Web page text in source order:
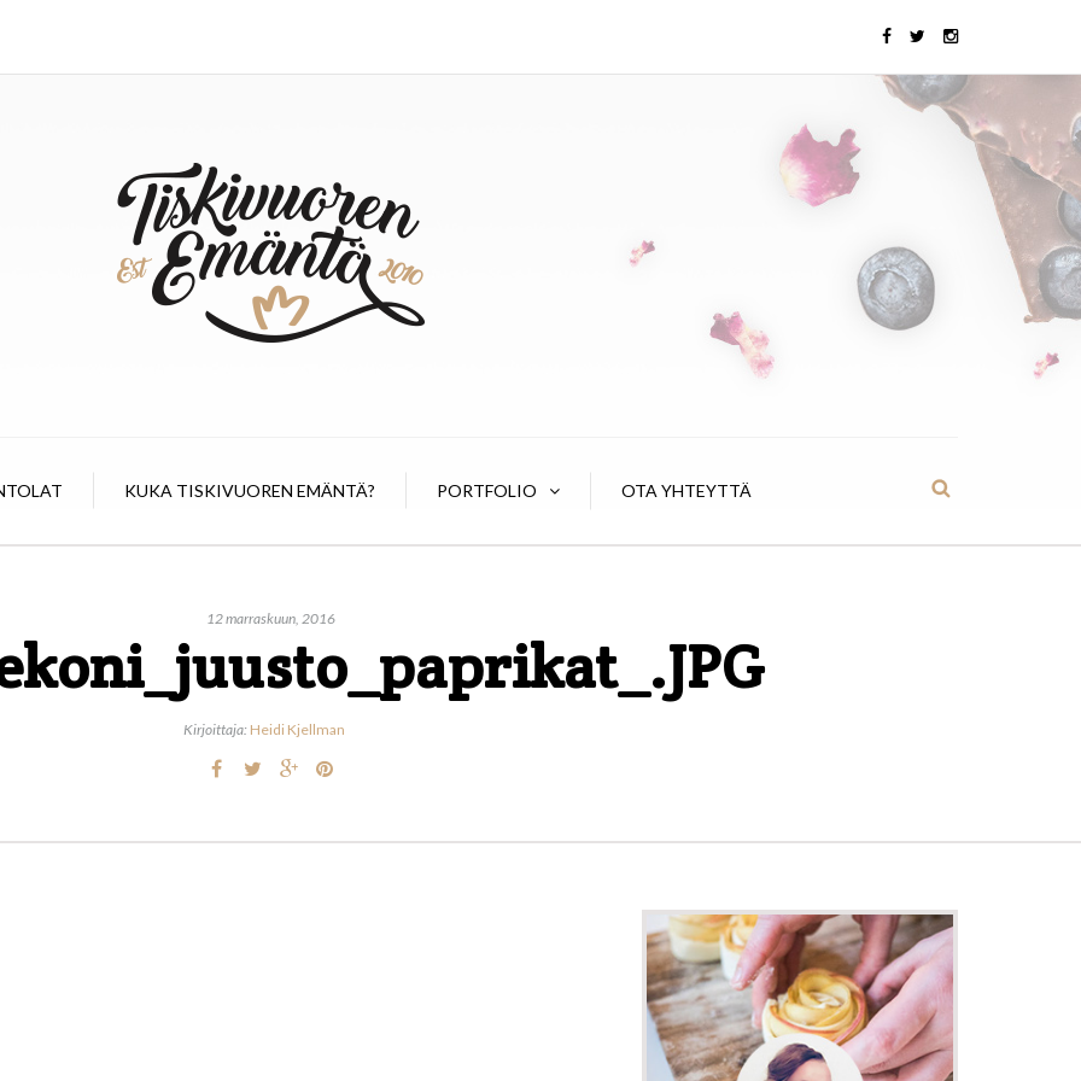
KUKA TISKIVUOREN EMÄNTÄ? PORTFOLIO OTA YHTEYTTÄ
12 marraskuun, 2016
Kirjoittaja: Heidi Kjellman